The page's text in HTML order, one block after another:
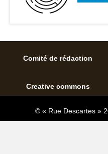
Comité de rédaction
Creative commons
© « Rue Descartes »